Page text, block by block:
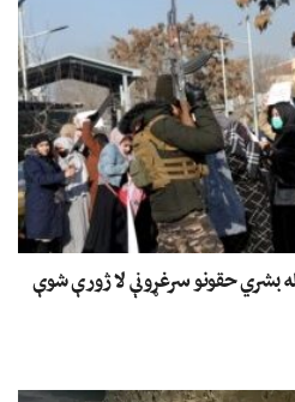
بشري حقونو سرغړونې لا ژورې شوې